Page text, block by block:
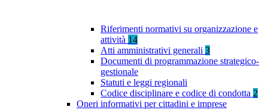
Riferimenti normativi su organizzazione e
attività 14
Atti amministrativi generali 3
Documenti di programmazione strategico-
gestionale
Statuti e leggi regionali
Codice disciplinare e codice di condotta 2
Oneri informativi per cittadini e imprese